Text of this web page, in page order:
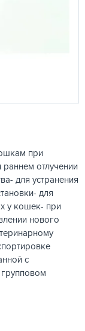
при
отлучении
для устранения
для
у кошек- при
нового
с